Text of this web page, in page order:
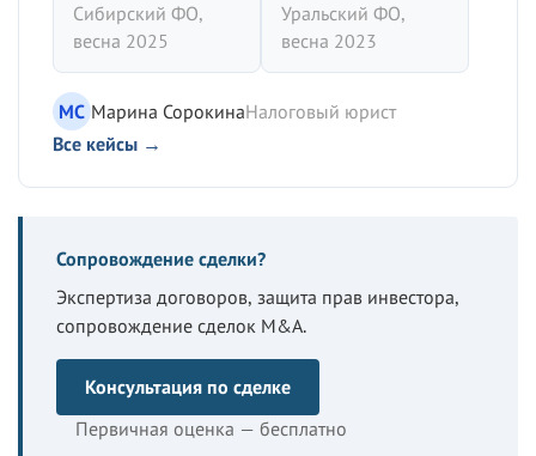
Сибирский ФО,
весна 2025
Уральский ФО,
весна 2023
МС Марина СорокинаНалоговый юрист
Все кейсы →
Сопровождение сделки?
Экспертиза договоров, защита прав инвестора,
сопровождение сделок M&A.
Консультация по сделке
Первичная оценка — бесплатно